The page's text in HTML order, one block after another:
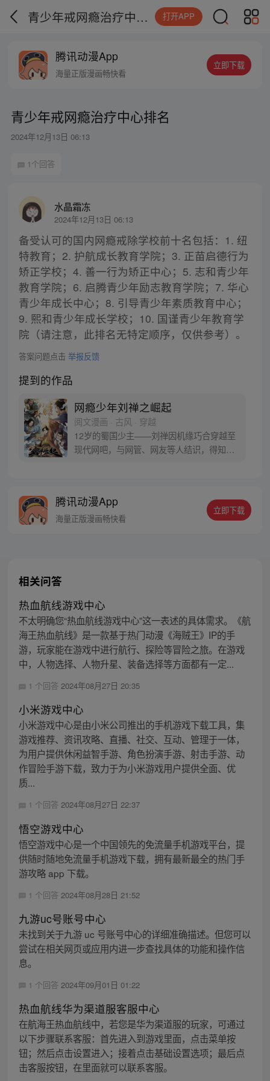
青少年戒网瘾治疗中心排名 打开APP
腾讯动漫App
海量正版漫画畅快看
立即下载
青少年戒网瘾治疗中心排名
2024年12月13日 06:13
1个回答
水晶霜冻
2024年12月13日 06:13
备受认可的国内网瘾戒除学校前十名包括：1. 纽
特教育；2. 护航成长教育学院；3. 正苗启德行为
矫正学校；4. 善一行为矫正中心；5. 志和青少年
教育学院；6. 启腾青少年励志教育学院；7. 华心
青少年成长中心；8. 引导青少年素质教育中心；
9. 熙和青少年成长学校；10. 国谨青少年教育学
院（请注意，此排名无特定顺序，仅供参考）。
答案问题点击 举报反馈
提到的作品
网瘾少年刘禅之崛起
阅文漫画 · 古风 · 穿越
12岁的蜀国少主——刘禅因机缘巧合穿越至
现代网吧，与网管、网友等人结识，得知了
然科学、人文知识运用在古代战场及朝堂之
上，对东汉末年形成了降维打击？能否摆
腾讯动漫App
海量正版漫画畅快看
立即下载
相关问答
热血航线游戏中心
不太明确您“热血航线游戏中心”这一表述的具体需求。《航
海王热血航线》是一款基于热门动漫《海贼王》IP的手
游，玩家能在游戏中进行航行、探险等冒险之旅。在游戏
中，人物选择、人物升星、装备选择等方面都有一定...
1 个回答 2024年08月27日 20:35
小米游戏中心
小米游戏中心是由小米公司推出的手机游戏下载工具，集
游戏推荐、资讯攻略、直播、社交、互动、管理于一体，
为用户提供休闲益智手游、角色扮演手游、射击手游、动
作冒险手游下载，致力于为小米游戏用户提供全面、优
质...
1 个回答 2024年08月27日 22:37
悟空游戏中心
悟空游戏中心是一个中国领先的免流量手机游戏平台，提
供随时随地免流量手机游戏下载，拥有最新最全的热门手
游攻略 app 下载。
1 个回答 2024年08月28日 21:52
九游uc号账号中心
未找到关于九游 uc 号账号中心的详细准确描述。但您可以
尝试在相关网页或应用内进一步查找具体的功能和操作信
息。
1 个回答 2024年09月01日 01:22
热血航线华为渠道服客服中心
在航海王热血航线中，若您是华为渠道服的玩家，可通过
以下步骤联系客服：首先进入到游戏里面，点击菜单按
钮；然后点击设置进入；接着点击基础设置选项；最后点
击客服按钮，在里面就可以联系客服。